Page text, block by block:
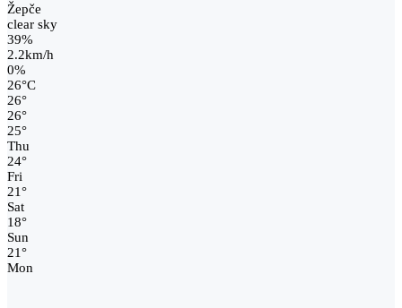
Žepče
clear sky
39%
2.2km/h
0%
26°C
26°
26°
25°
Thu
24°
Fri
21°
Sat
18°
Sun
21°
Mon